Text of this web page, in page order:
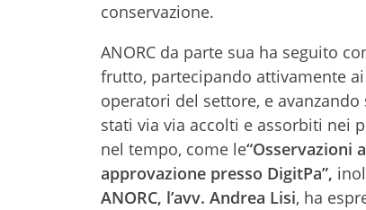
conservazione.
ANORC da parte sua ha seguito
frutto, partecipando attivamente
operatori del settore, e
stati via via accolti e assorbiti nei
nel tempo, come le“Osservazioni
approvazione presso DigitPa”,
ANORC, l’avv. Andrea Lisi, ha